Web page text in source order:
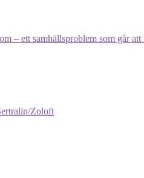
– ett samhällsproblem som går att
Zoloft